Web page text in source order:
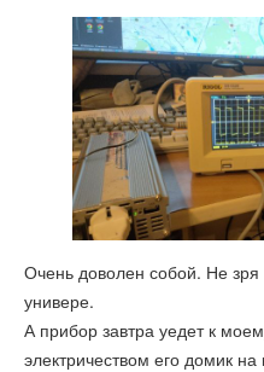
Очень доволен собой. Не
универе.
А прибор завтра уедет к
электричеством его домик на